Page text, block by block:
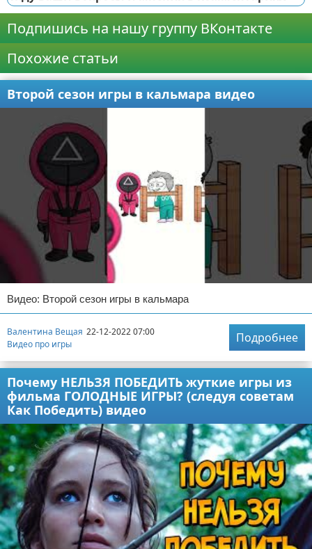
Подпишись на нашу группу ВКонтакте
Похожие статьи
Второй сезон игры в кальмара видео
Видео: Второй сезон игры в кальмара
Валентина Вещая 22-12-2022 07:00
Видео про игры
Подробнее
Почему НЕЛЬЗЯ ПОБЕДИТЬ жуткие игры из
фильма ГОЛОДНЫЕ ИГРЫ? (следуя советам
Как Победить) видео